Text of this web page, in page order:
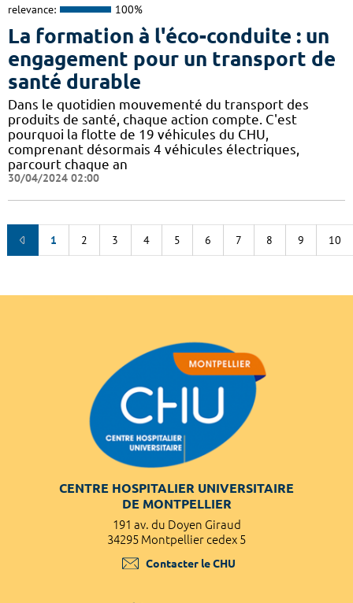
relevance: 100%
La formation à l'éco-conduite : un
engagement pour un transport de
santé durable
Dans le quotidien mouvementé du transport des
produits de santé, chaque action compte. C'est
pourquoi la flotte de 19 véhicules du CHU,
comprenant désormais 4 véhicules électriques,
parcourt chaque an
30/04/2024 02:00
1 2 3 4 5 6 7 8 9 10
CENTRE HOSPITALIER UNIVERSITAIRE
DE MONTPELLIER
191 av. du Doyen Giraud
34295 Montpellier cedex 5
Contacter le CHU